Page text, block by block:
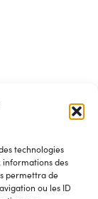
technologies
informations des
permettra de
ou les ID